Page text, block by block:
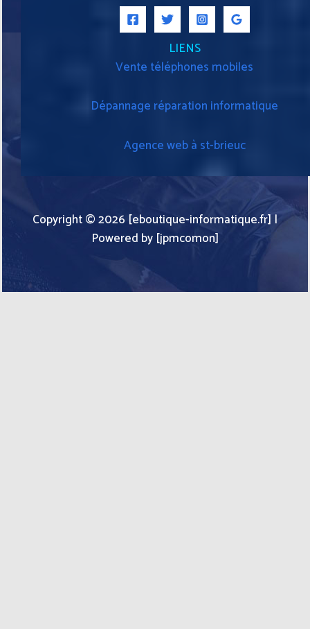
LIENS
Vente téléphones mobiles
Dépannage réparation informatique
Agence web à st-brieuc
Copyright © 2026 [eboutique-informatique.fr] |
Powered by [jpmcomon]